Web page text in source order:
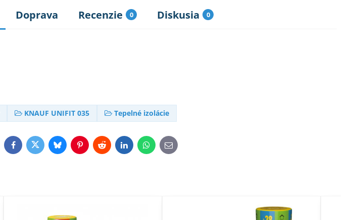
Doprava Recenzie 0 Diskusia 0
KNAUF UNIFIT 035 Tepelné izolácie
FacebookTwitterBlueskyPinterestRedditLinkedInWhatsApp
E-
mail